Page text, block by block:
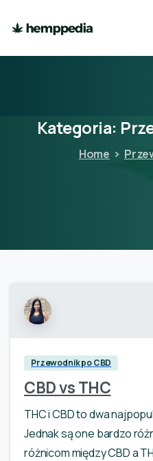
Kategoria:
Home
Przewodnik po CBD
CBD vs THC
THC i CBD to dwa
Jednak są one bardzo
różnicom między CBD a